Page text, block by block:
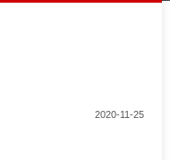
2020-11-25